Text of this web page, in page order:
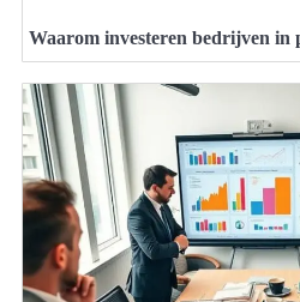
Waarom investeren bedrijven in